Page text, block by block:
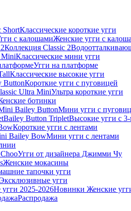
ShortКлассические короткие угги
с калошамиЖенские угги с
Коллекция Classic 2
MiniКлассические мини угги
Угги на платформе
Классические высокие угги
ButtonКороткие угги с пуговицей
Ultra MiniУльтра короткие угги
ботинки
Bailey ButtonМини угги с
Bailey Button TripletВысокие угги с
Короткие угги с лентами
Bailey BowМини угги с лентами
Угги от дизайнера Джимми Чу
Женские мокасины
тапочки угги
угги
Новинки Женские
Распродажа